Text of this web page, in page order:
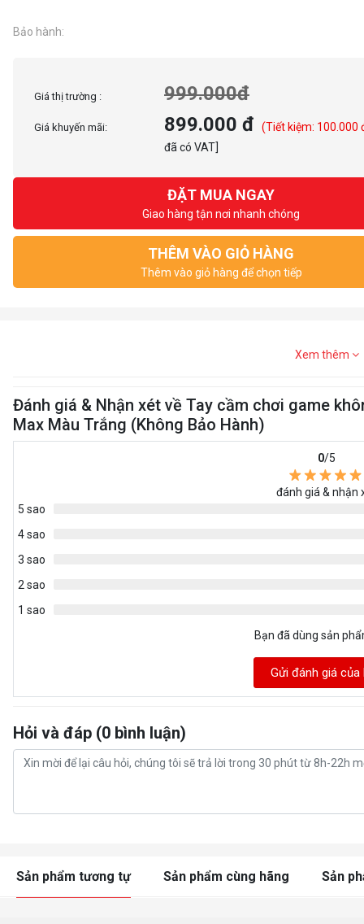
Bảo hành:
Giá thị trường : 999.000đ
Giá khuyến mãi: 899.000 đ
(Tiết kiệm: 100.000
đã có VAT]
ĐẶT MUA NGAY
Giao hàng tận nơi nhanh chóng
THÊM VÀO GIỎ HÀNG
Thêm vào giỏ hàng để chọn tiếp
Xem thêm
Đánh giá & Nhận xét về Tay cầm chơi game
Max Màu Trắng (Không Bảo Hành)
0/5
đánh giá & nhận
5 sao
4 sao
3 sao
2 sao
1 sao
Bạn đã dùng sản
Gửi đánh giá của
Hỏi và đáp (0 bình luận)
Sản phẩm tương tự Sản phẩm cùng hãng Sản